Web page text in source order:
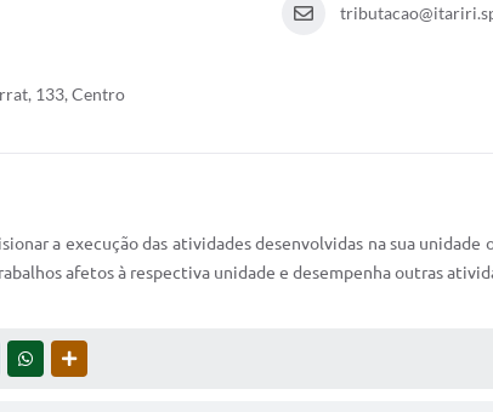
133, Centro
a execução das atividades desenvolvidas na sua
afetos à respectiva unidade e desempenha outras
TWITTERWHATSAPP